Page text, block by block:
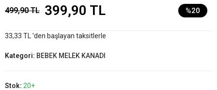
499,90 TL 399,90 TL %20
33,33 TL 'den başlayan taksitlerle
Kategori: BEBEK MELEK KANADI
Stok: 20+